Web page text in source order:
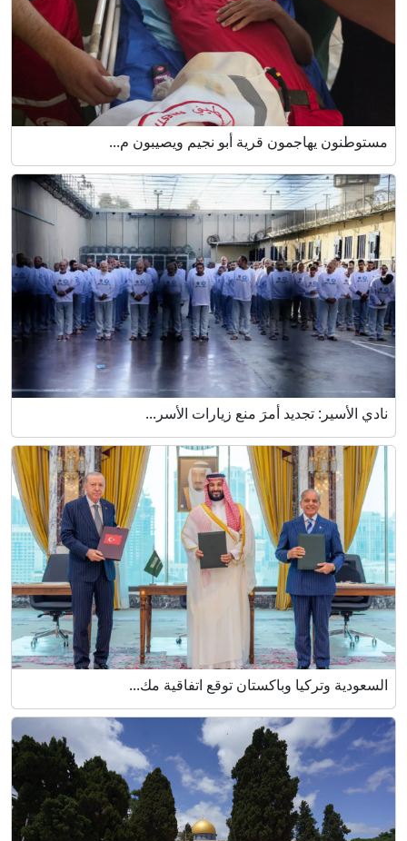
مستوطنون يهاجمون قرية أبو نجيم ويصيبون م...
نادي الأسير: تجديد أمرَ منع زيارات الأسر...
السعودية وتركيا وباكستان توقع اتفاقية مك...